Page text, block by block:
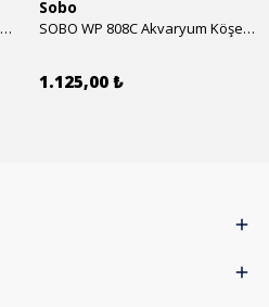
SOBO WP 909C Akvaryum Köşe İç Filtre 1600 l/h 28w
Sobo
SOBO WP 808C Akvaryum Köşe İç Filtre 800 l/h 15w
1.125,00 ₺